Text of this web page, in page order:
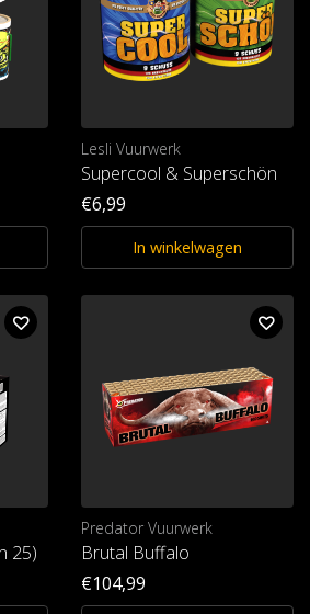
Lesli Vuurwerk
Supercool & Superschön
€6,99
In winkelwagen
25)
Predator Vuurwerk
Brutal Buffalo
€104,99